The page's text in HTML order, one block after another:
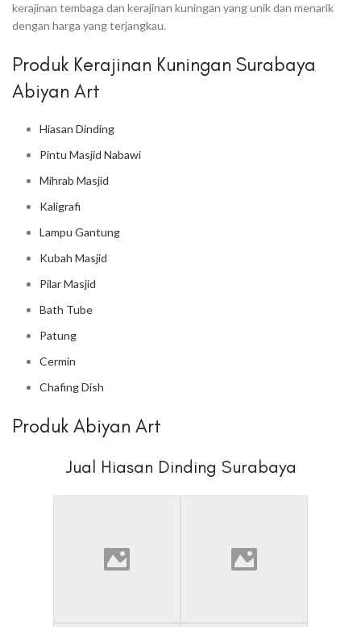
kerajinan tembaga dan kerajinan kuningan yang unik dan menarik
dengan harga yang terjangkau.
Produk Kerajinan Kuningan Surabaya
Abiyan Art
Hiasan Dinding
Pintu Masjid Nabawi
Mihrab Masjid
Kaligrafi
Lampu Gantung
Kubah Masjid
Pilar Masjid
Bath Tube
Patung
Cermin
Chafing Dish
Produk Abiyan Art
Jual Hiasan Dinding Surabaya